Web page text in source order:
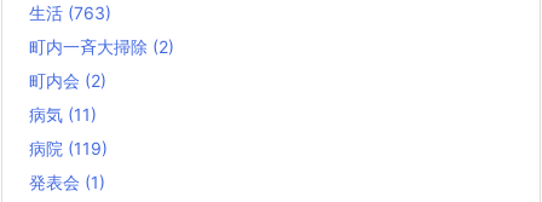
生活 (763)
町内一斉大掃除 (2)
町内会 (2)
病気 (11)
病院 (119)
発表会 (1)